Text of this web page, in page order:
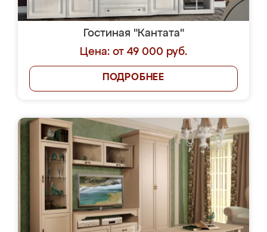
Гостиная "Кантата"
Цена: от 49 000 руб.
ПОДРОБНЕЕ